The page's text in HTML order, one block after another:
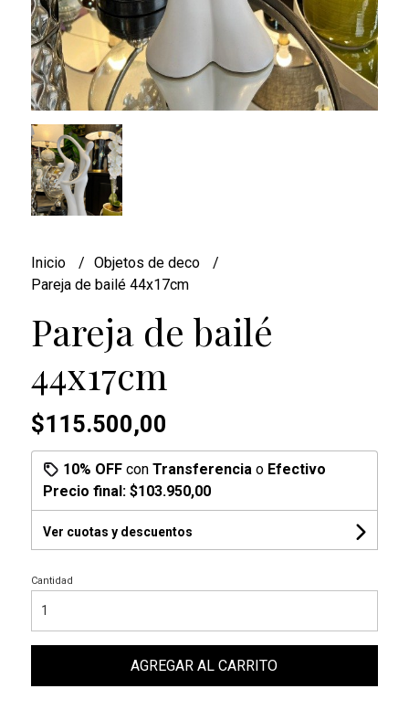
Inicio
Objetos de deco
Pareja de bailé 44x17cm
Pareja de bailé
44x17cm
$115.500,00
10% OFFcon Transferencia o Efectivo
Precio final: $103.950,00
Ver cuotas y descuentos
Cantidad
AGREGAR AL CARRITO